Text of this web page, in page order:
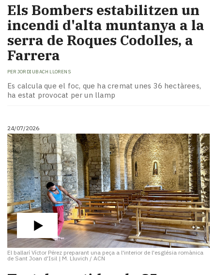
​Els Bombers estabilitzen un
incendi d'alta muntanya a la
serra de Roques Codolles, a
Farrera
PER JORDI UBACH LLORENS
Es calcula que el foc, que ha cremat unes 36 hectàrees,
ha estat provocat per un llamp
24/07/2026
El ballarí Víctor Pérez preparant una peça a l'interior de l'església romànica
de Sant Joan d'Isil | M. Lluvich / ACN